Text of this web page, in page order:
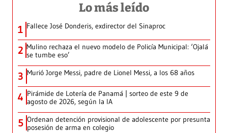
Lo más leído
1 Fallece José Donderis, exdirector del Sinaproc
2 Mulino rechaza el nuevo modelo de Policía Municipal: ‘Ojalá
se tumbe eso’
3 Murió Jorge Messi, padre de Lionel Messi, a los 68 años
4 Pirámide de Lotería de Panamá | sorteo de este 9 de
agosto de 2026, según la IA
5 Ordenan detención provisional de adolescente por presunta
posesión de arma en colegio